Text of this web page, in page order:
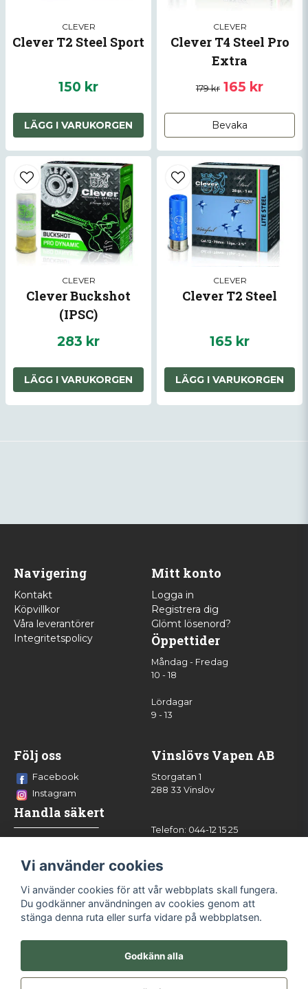
CLEVER
Clever T2 Steel Sport
150 kr
LÄGG I VARUKORGEN
CLEVER
Clever T4 Steel Pro
Extra
179 kr 165 kr
Bevaka
CLEVER
Clever Buckshot
(IPSC)
283 kr
LÄGG I VARUKORGEN
CLEVER
Clever T2 Steel
165 kr
LÄGG I VARUKORGEN
Navigering
Kontakt
Köpvillkor
Våra leverantörer
Integritetspolicy
Mitt konto
Logga in
Registrera dig
Glömt lösenord?
Öppettider
Måndag - Fredag
10 - 18
Lördagar
9 - 13
Följ oss
Facebook
Instagram
Handla säkert
Vinslövs Vapen AB
Storgatan 1
288 33 Vinslöv
Telefon: 044-12 15 25
Vi använder cookies
Vi använder cookies för att vår webbplats skall fungera.
Du godkänner användningen av cookies genom att
stänga denna ruta eller surfa vidare på webbplatsen.
Godkänn alla